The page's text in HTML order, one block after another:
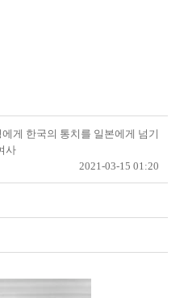
에게 한국의 통치를 일본에게 넘기
사
2021-03-15 01:20